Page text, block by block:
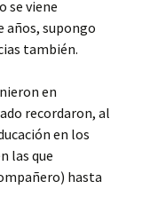
se viene
años, supongo
también.
en
recordaron, al
en los
las que
hasta